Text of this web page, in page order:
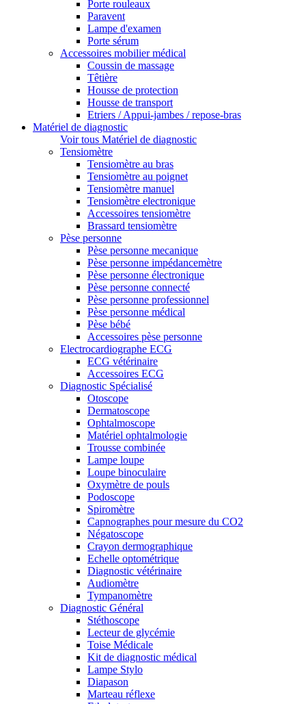
Porte rouleaux
Paravent
Lampe d'examen
Porte sérum
Accessoires mobilier médical
Coussin de massage
Têtière
Housse de protection
Housse de transport
Etriers / Appui-jambes / repose-bras
Matériel de diagnostic
Voir tous Matériel de diagnostic
Tensiomètre
Tensiomètre au bras
Tensiomètre au poignet
Tensiomètre manuel
Tensiomètre electronique
Accessoires tensiomètre
Brassard tensiomètre
Pèse personne
Pèse personne mecanique
Pèse personne impédancemètre
Pèse personne électronique
Pèse personne connecté
Pèse personne professionnel
Pèse personne médical
Pèse bébé
Accessoires pèse personne
Electrocardiographe ECG
ECG vétérinaire
Accessoires ECG
Diagnostic Spécialisé
Otoscope
Dermatoscope
Ophtalmoscope
Matériel ophtalmologie
Trousse combinée
Lampe loupe
Loupe binoculaire
Oxymètre de pouls
Podoscope
Spiromètre
Capnographes pour mesure du CO2
Négatoscope
Crayon dermographique
Echelle optométrique
Diagnostic vétérinaire
Audiomètre
Tympanomètre
Diagnostic Général
Stéthoscope
Lecteur de glycémie
Toise Médicale
Kit de diagnostic médical
Lampe Stylo
Diapason
Marteau réflexe